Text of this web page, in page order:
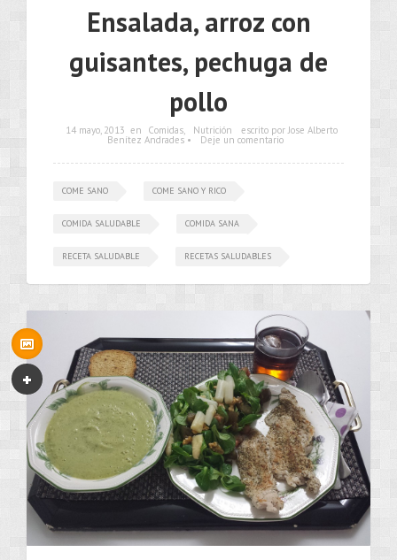
Ensalada, arroz con
guisantes, pechuga de
pollo
14 mayo, 2013 en Comidas Nutrición escrito por Jose Alberto
Benítez Andrades • Deje un comentario
COME SANO COME SANO Y RICO
COMIDA SALUDABLE COMIDA SANA
RECETA SALUDABLE RECETAS SALUDABLES